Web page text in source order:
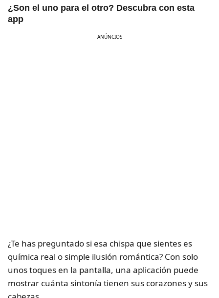
¿Son el uno para el otro? Descubra con esta
app
ANÚNCIOS
¿Te has preguntado si esa chispa que sientes es
química real o simple ilusión romántica? Con solo
unos toques en la pantalla, una aplicación puede
mostrar cuánta sintonía tienen sus corazones y sus